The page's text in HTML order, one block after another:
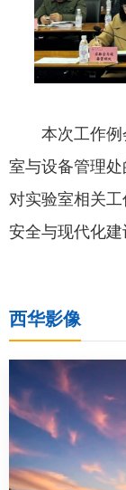
本次工作
室与设备管理
对实验室相关
安全与现代化建
西华影像